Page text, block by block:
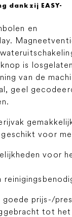
dankzij EASY-
en
is
van de
geel
voor
voor
goede prijs-/
tot